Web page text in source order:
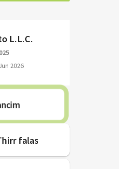
L.L.C.
2026
falas